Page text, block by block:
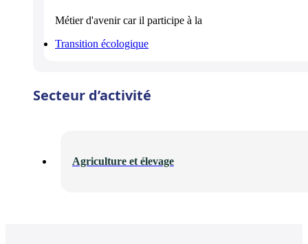
Métier d'avenircar il participe à la
Transition écologique
Secteur d’activité
Agriculture et élevage